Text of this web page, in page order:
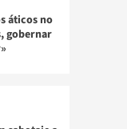
áticos no
gobernar